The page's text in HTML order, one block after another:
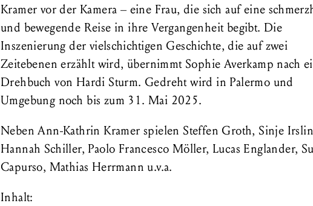
Kramer vor der Kamera – eine Frau, die sich auf eine
und bewegende Reise in ihre Vergangenheit begibt. Die
Inszenierung der vielschichtigen Geschichte, die auf zwei
Zeitebenen erzählt wird, übernimmt Sophie Averkamp nach
Drehbuch von Hardi Sturm. Gedreht wird in Palermo und
Umgebung noch bis zum 31. Mai 2025.
Neben Ann-Kathrin Kramer spielen Steffen Groth, Sinje
Hannah Schiller, Paolo Francesco Möller, Lucas Englander,
Capurso, Mathias Herrmann u.v.a.
Inhalt: